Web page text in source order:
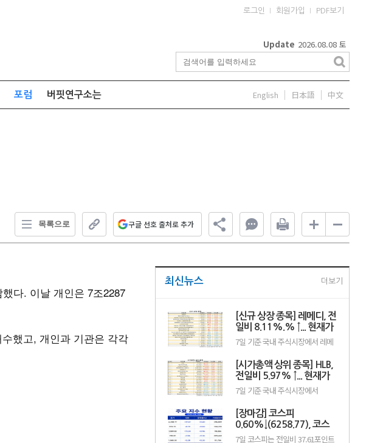
로그인 회원가입 PDF보기
Update 2026.08.08 토
포럼 버핏연구소는 English 日本語 中文
목록으로 구글 선호 출처로 추가
다. 이날 개인은 7조2287
했고, 개인과 기관은 각각
최신뉴스 더보기
[신규 상장 종목] 레메디, 전
일비 8.11%.% ↑... 현재가
1만530원
7일 기준 국내 주식시장에서 레메
(8.11%) 오른 1만530원에 거래 중
이다.레메디는 의료기기 관련 사업
을 영위하는 기업으로, 신규 상장
이후 투자자 수급과 성장 기대감에
따라 주가 변동성이 나타날 수 있
(0156T0, 1만870원, ▲370,
3.52%), 스트라드비젼(475040,
3070원, ▲30, 0.99%), 세미티에
스(0017J0, 3110...
[시가총액 상위 종목] HLB,
전일비 5.97% ↑... 현재가
3만7300원
7일 기준 국내 주식시장에서
(5.97%) 오른 3만7300원에 거래
중이다.HLB는 항암제 개발을 중심
으로 바이오 사업을 영위하는 기업
으로, 신약 허가와 임상 결과, 글로
[장마감] 코스피
0.60%↓(6258.77), 코스
닥 0.36%↓(798.81)
7일 코스피는 전일비 37.61포인트